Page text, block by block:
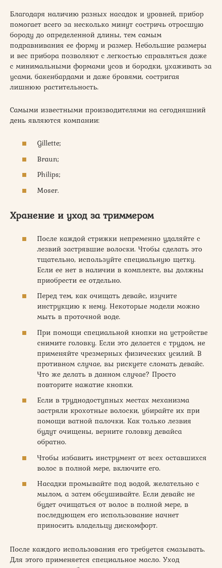
Благодаря наличию разных насадок и уровней, прибор
помогает всего за несколько минут состричь отросшую
бороду до определенной длины, тем самым
подравнивания ее форму и размер. Небольшие размеры
и вес прибора позволяют с легкостью справляться даже
с минимальными формами усов и бородки, ухаживать за
усами, бакенбардами и даже бровями, состригая
лишнюю растительность.
Самыми известными производителями на сегодняшний
день являются компании:
Gillette;
Braun;
Philips;
Moser.
Хранение и уход за триммером
После каждой стрижки непременно удаляйте с
лезвий застрявшие волоски. Чтобы сделать это
тщательно, используйте специальную щетку.
Если ее нет в наличии в комплекте, вы должны
приобрести ее отдельно.
Перед тем, как очищать девайс, изучите
инструкцию к нему. Некоторые модели можно
мыть в проточной воде.
При помощи специальной кнопки на устройстве
снимите головку. Если это делается с трудом, не
применяйте чрезмерных физических усилий. В
противном случае, вы рискуете сломать девайс.
Что же делать в данном случае? Просто
повторите нажатие кнопки.
Если в труднодоступных местах механизма
застряли крохотные волоски, убирайте их при
помощи ватной палочки. Как только лезвия
будут очищены, верните головку девайса
обратно.
Чтобы избавить инструмент от всех оставшихся
волос в полной мере, включите его.
Насадки промывайте под водой, желательно с
мылом, а затем обсушивайте. Если девайс не
будет очищаться от волос в полной мере, в
последующем его использование начнет
приносить владельцу дискомфорт.
После каждого использования его требуется смазывать.
Для этого применяется специальное масло. Уход